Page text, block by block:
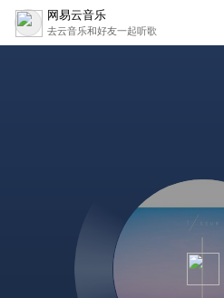
网易云音乐
去云音乐和好友一起听歌